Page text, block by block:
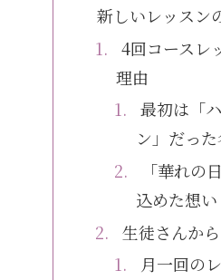
新しいレッスン
4回コースレ
理由
最初は「
ン」だっ
「華れの
込めた想い
生徒さんか
月一回の